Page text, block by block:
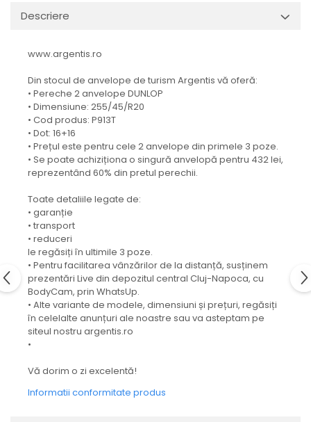
Descriere
www.argentis.ro
Din stocul de anvelope de turism Argentis vă oferă:
• Pereche 2 anvelope DUNLOP
• Dimensiune: 255/45/R20
• Cod produs: P913T
• Dot: 16+16
• Prețul este pentru cele 2 anvelope din primele 3 poze.
• Se poate achiziționa o singură anvelopă pentru 432 lei,
reprezentând 60% din pretul perechii.
Toate detaliile legate de:
• garanție
• transport
• reduceri
le regăsiți în ultimile 3 poze.
• Pentru facilitarea vânzărilor de la distanță, susținem
prezentări Live din depozitul central Cluj-Napoca, cu
BodyCam, prin WhatsUp.
• Alte variante de modele, dimensiuni și prețuri, regăsiți
în celelalte anunțuri ale noastre sau va asteptam pe
siteul nostru argentis.ro
•
Vă dorim o zi excelentă!
Informatii conformitate produs